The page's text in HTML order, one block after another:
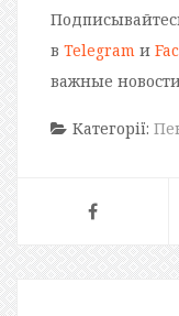
в Telegram и
важные
Категорії: